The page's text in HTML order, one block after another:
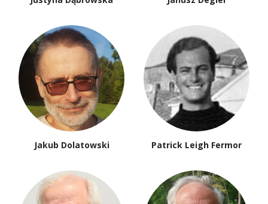
Jakub Dolatowski Patrick Leigh Fermor